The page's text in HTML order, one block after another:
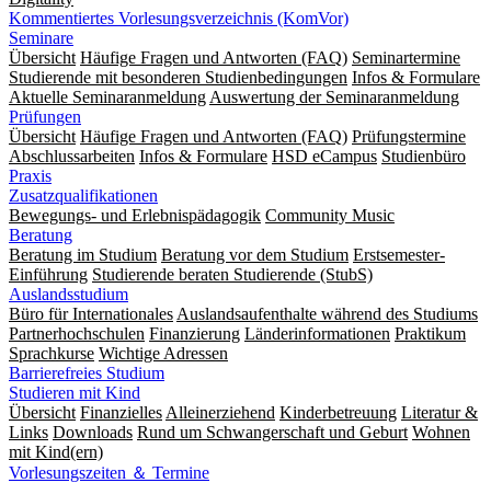
Kommentiertes Vorlesungsverzeichnis (KomVor)
Seminare
Übersicht Häufige Fragen und Antworten (FAQ) Seminartermine
Studierende mit besonderen Studienbedingungen Infos & Formulare
Aktuelle Seminaranmeldung Auswertung der Seminaranmeldung
Prüfungen
Übersicht Häufige Fragen und Antworten (FAQ) Prüfungstermine
Abschlussarbeiten Infos & Formulare HSD eCampus Studienbüro
Praxis
Zusatzqualifikationen
Bewegungs- und Erlebnispädagogik Community Music
Beratung
Beratung im Studium Beratung vor dem Studium Erstsemester-
Einführung Studierende beraten Studierende (StubS)
Auslandsstudium
Büro für Internationales Auslandsaufenthalte während des Studiums
Partnerhochschulen Finanzierung Länderinformationen Praktikum
Sprachkurse Wichtige Adressen
Barrierefreies Studium
Studieren mit Kind
Übersicht Finanzielles Alleinerziehend Kinderbetreuung Literatur &
Links Downloads Rund um Schwangerschaft und Geburt Wohnen
mit Kind(ern)
Vorlesungszeiten ＆ Termine